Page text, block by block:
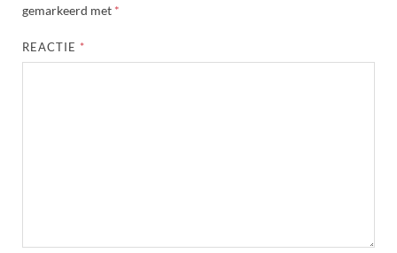
gemarkeerd met *
REACTIE *